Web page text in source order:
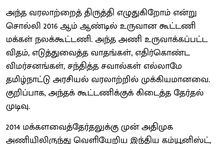
அந்த வரலாற்றைத் திருத்தி எழுதுகிறோம் என்று
சொல்லி 2016 ஆம் ஆண்டில் உருவான கூட்டணி
மக்கள் நலக்கூட்டணி. அந்த அணி உருவாக்கப்பட்ட
விதம், எடுத்துவைத்த வாதங்கள், எதிர்கொண்ட
விமர்சனங்கள், சந்தித்த சவால்கள் எல்லாமே
தமிழ்நாட்டு அரசியல் வரலாற்றில் முக்கியமானவை.
குறிப்பாக, அந்தக் கூட்டணிக்குக் கிடைத்த தேர்தல்
முடிவு.
2014 மக்களவைத்தேர்தலுக்கு முன் அதிமுக
அணியிலிருந்து வெளியேறிய இந்திய கம்யூனிஸ்ட்,